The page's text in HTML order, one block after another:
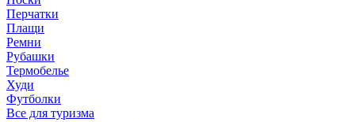
Перчатки
Плащи
Ремни
Рубашки
Термобелье
Худи
Футболки
Все для туризма